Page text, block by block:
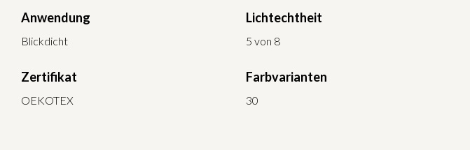
Anwendung
Blickdicht
Lichtechtheit
5 von 8
Zertifikat
OEKOTEX
Farbvarianten
30